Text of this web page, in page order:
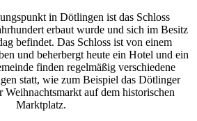
in Dötlingen ist das Schloss
erbaut wurde und sich im Besitz
befindet. Das Schloss ist von einem
und beherbergt heute ein Hotel und ein
finden regelmäßig verschiedene
statt, wie zum Beispiel das Dötlinger
Weihnachtsmarkt auf dem historischen
Marktplatz.